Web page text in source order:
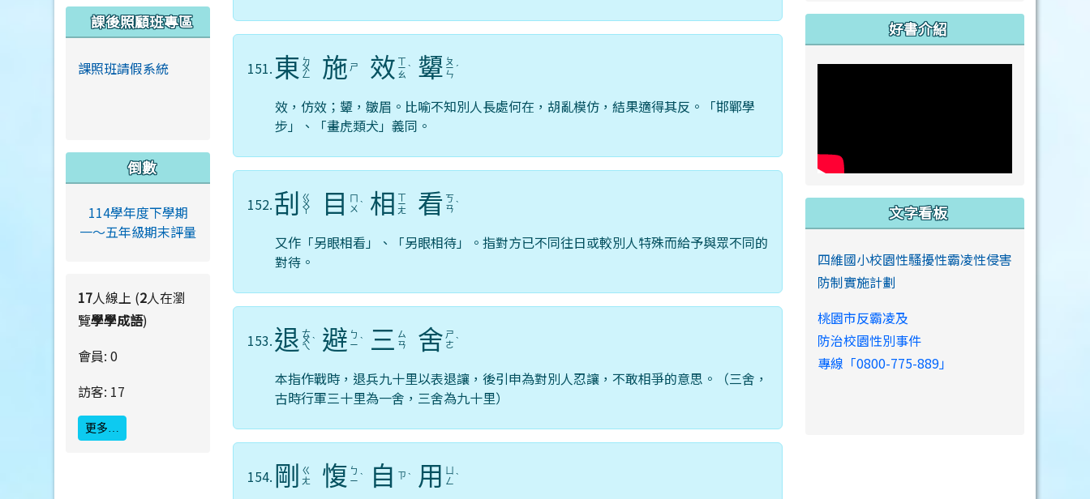
151. 東 ㄉ
ㄨ
ㄥ 施 ㄕ 效 ㄒ
ㄧ
ㄠ
ˋ 顰 ㄆ
ㄧ
ㄣ
ˊ
效，仿效；顰，皺眉。比喻不知別人長處何在，胡亂模仿，結果適得其反。「邯鄲學
步」、「畫虎類犬」義同。
152.刮 ㄍ
ㄨ
ㄚ 目
ㄇ
ㄨ ˋ 相 ㄒ
ㄧ
ㄤ 看 ㄎ
ㄢ ˋ
又作「另眼相看」、「另眼相待」。指對方已不同往日或較別人特殊而給予與眾不同的
對待。
153.退 ㄊ
ㄨ
ㄟ
ˋ 避 ㄅ
ㄧ ˋ 三 ㄙ
ㄢ
舍 ㄕ
ㄜ ˋ
本指作戰時，退兵九十里以表退讓，後引申為對別人忍讓，不敢相爭的意思。（三舍，
古時行軍三十里為一舍，三舍為九十里）
154. 剛
ㄍ
ㄤ
愎 ㄅ
ㄧ ˋ 自 ㄗ ˋ 用
ㄥ ˋ
課後照顧班專區
課照班請假系統
倒數
114學年度下學期
一～五年級期末評量
17人線上 (2人在瀏
覽學學成語)
會員: 0
訪客: 17
更多…
好書介紹
文字看板
四維國小校園性騷擾性霸凌性侵害
防制實施計劃
桃園市反霸凌及
防治校園性別事件
專線「0800-775-889」